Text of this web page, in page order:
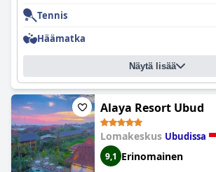
vieraanvaraisuuttaan ja ystävällisyyttään.
ruokavaihtoehdoista, meluisasta
siivousongelmista, suurin osa vieraista nautti
herkullisesta aamiaisesta ja monipuolisista
Maya Ubud Resort & Spa-hotellia piilotettuna
sademetsän sydämessä, jota ei kannata
Tennis
Häämatka
Näytä lisää
Alaya Resort Ubud
Lomakeskus Ubudissa
9,1 Erinomainen